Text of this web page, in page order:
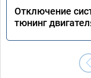
Отключение
тюнинг